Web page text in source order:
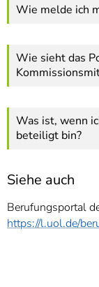
Wie melde ich
Wie sieht das
Was ist, wenn
beteiligt bin?
Siehe auch
Berufungsportal
https://l.uol.de/